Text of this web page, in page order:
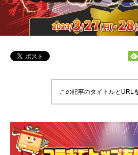
この記事のタイトルとURL